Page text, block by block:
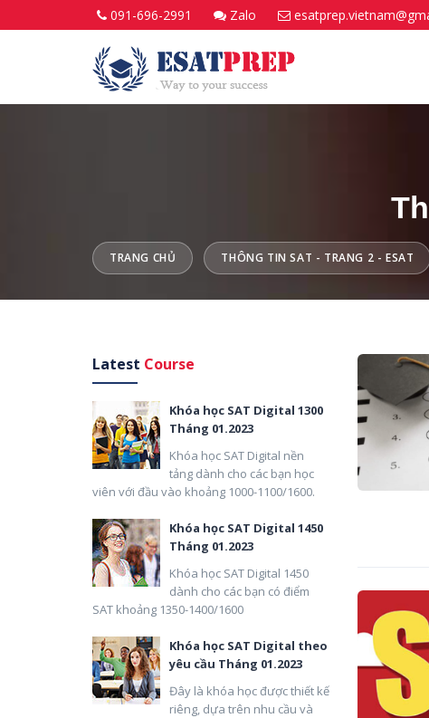
091-696-2991 Zalo
TRANG CHỦ THÔNG TIN SAT - TRANG 2 - ESAT
Latest Course
Khóa học SAT Digital 1300
Tháng 01.2023
Khóa học SAT Digital nền
tảng dành cho các bạn học
viên với đầu vào khoảng 1000-1100/1600.
Khóa học SAT Digital 1450
Tháng 01.2023
Khóa học SAT Digital 1450
dành cho các bạn có điểm
SAT khoảng 1350-1400/1600
Khóa học SAT Digital theo
yêu cầu Tháng 01.2023
Đây là khóa học được thiết kế
riêng, dựa trên nhu cầu và